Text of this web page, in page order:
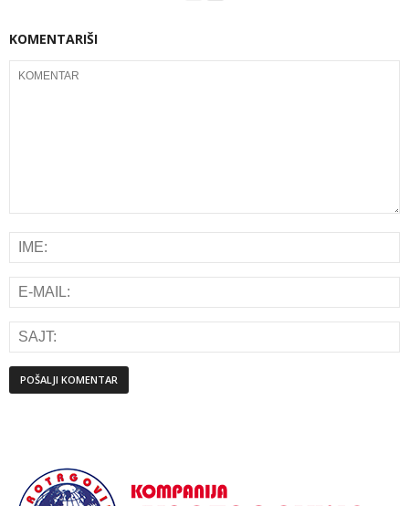
KOMENTARIŠI